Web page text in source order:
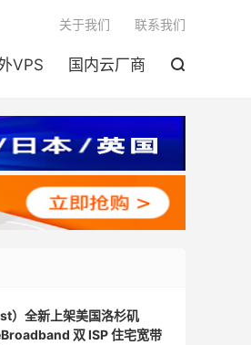
VPS 国内云厂商 
关于我们 联系我们
）全新上架美国洛杉矶
双 ISP 住宅宽带